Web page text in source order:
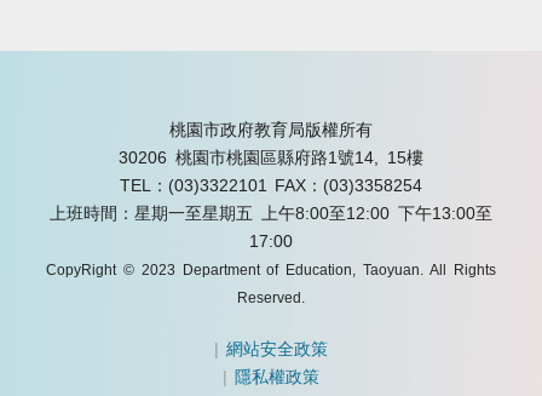
桃園市政府教育局版權所有
30206 桃園市桃園區縣府路1號14, 15樓
TEL：(03)3322101
FAX：(03)3358254
上班時間：星期一至星期五 上午8:00至12:00 下午13:00至
17:00
CopyRight © 2023 Department of Education, Taoyuan. All Rights
Reserved.
|網站安全政策
| 隱私權政策